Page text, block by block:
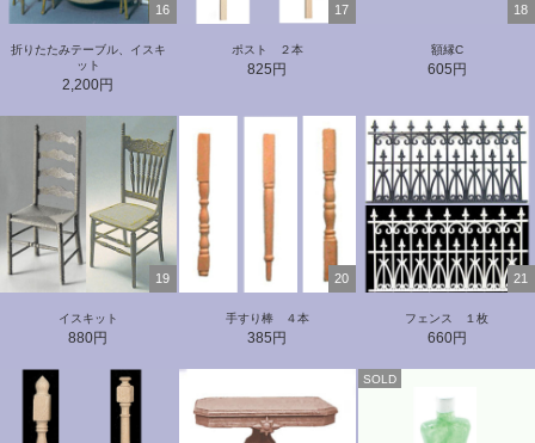
16
折りたたみテーブル、イスキ
ット
2,200円
17
ポスト ２本
825円
18
額縁C
605円
19
イスキット
880円
20
手すり棒 ４本
385円
21
フェンス １枚
660円
SOLD